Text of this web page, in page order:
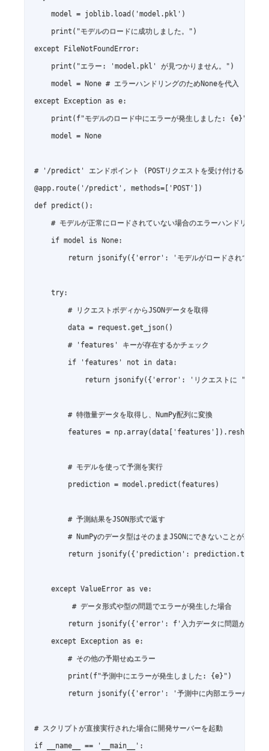
    model = joblib.load('model.pkl')
    print("モデルのロードに成功しました。")
except FileNotFoundError:
    print("エラー: 'model.pkl' が見つかりません。")
    model = None # エラーハンドリングのためNoneを代入
except Exception as e:
    print(f"モデルのロード中にエラーが発生しました: {e}")
    model = None
# '/predict' エンドポイント (POSTリクエストを受け付ける)
@app.route('/predict', methods=['POST'])
def predict():
    # モデルが正常にロードされていない場合のエラーハンドリング
    if model is None:
return jsonify({'error': 'モデルがロードされていま
    try:
        # リクエストボディからJSONデータを取得
        data = request.get_json()
        # 'features' キーが存在するかチェック
        if 'features' not in data:
return jsonify({'error': 'リクエストに
        # 特徴量データを取得し、NumPy配列に変換
features = np.array(data['features']).reshape(1,
        # モデルを使って予測を実行
        prediction = model.predict(features)
        # 予測結果をJSON形式で返す
# NumPyのデータ型はそのままJSONにできないことがあるた
return jsonify({'prediction':
    except ValueError as ve:
         # データ形式や型の問題でエラーが発生した場合
return jsonify({'error': f'入力データに問題があり
    except Exception as e:
        # その他の予期せぬエラー
        print(f"予測中にエラーが発生しました: {e}")
return jsonify({'error': '予測中に内部エラーが発生
# スクリプトが直接実行された場合に開発サーバーを起動
if __name__ == '__main__':